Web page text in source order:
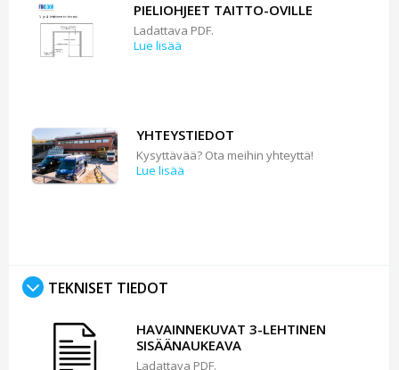
PIELIOHJEET TAITTO-OVILLE
Ladattava PDF.
Lue lisää
YHTEYSTIEDOT
Kysyttävää? Ota meihin yhteyttä!
Lue lisää
TEKNISET TIEDOT
HAVAINNEKUVAT 3-LEHTINEN
SISÄÄNAUKEAVA
Ladattava PDF.